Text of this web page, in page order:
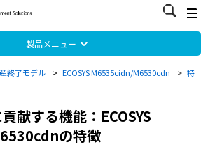
製品メニュー
終了モデル > ECOSYS M6535cidn/M6530cdn > 特
献する機能：ECOSYS
の特徴